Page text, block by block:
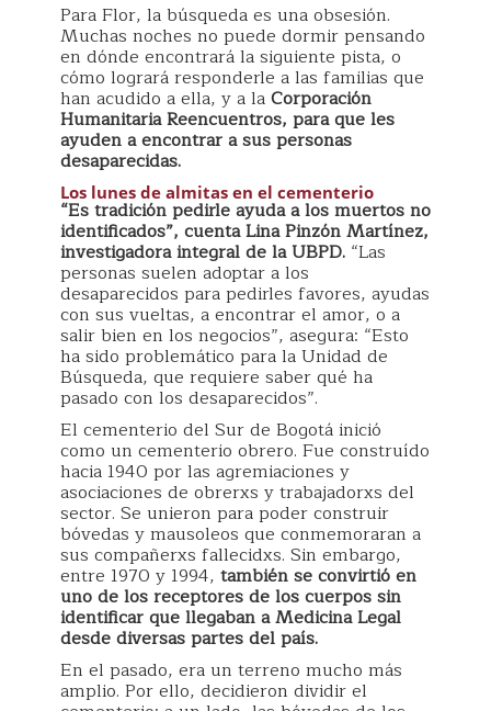
Para Flor, la búsqueda es una obsesión.
Muchas noches no puede dormir pensando
en dónde encontrará la siguiente pista, o
cómo logrará responderle a las familias que
han acudido a ella, y a laCorporación
Humanitaria Reencuentros, para que les
ayuden a encontrar a sus personas
desaparecidas.
Los lunes de almitas en el cementerio
“Es tradición pedirle ayuda a los muertos no
identificados”, cuenta Lina Pinzón Martínez,
investigadora integral de la UBPD. “Las
personas suelen adoptar a los
desaparecidos para pedirles favores, ayudas
con sus vueltas, a encontrar el amor, o a
salir bien en los negocios”, asegura: “Esto
ha sido problemático para la Unidad de
Búsqueda, que requiere saber qué ha
pasado con los desaparecidos”.
El cementerio del Sur de Bogotá inició
como un cementerio obrero. Fue construído
hacia 1940 por las agremiaciones y
asociaciones de obrerxs y trabajadorxs del
sector. Se unieron para poder construir
bóvedas y mausoleos que conmemoraran a
sus compañerxs fallecidxs. Sin embargo,
entre 1970 y 1994, también se convirtió en
uno de los receptores de los cuerpos sin
identificar que llegaban a Medicina Legal
desde diversas partes del país.
En el pasado, era un terreno mucho más
amplio. Por ello, decidieron dividir el